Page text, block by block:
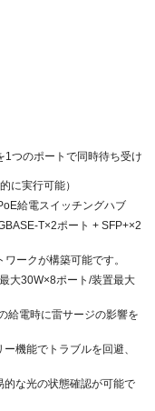
1つのポートで同時待ち受け
に実行可能）
給電スイッチングハブ
T×2ポート + SFP+×2
ークが構築可能です。
大30W×8ポート/装置最大
給電時に雷サージの影響を
機能でトラブルを回避、
な光の状態確認が可能で